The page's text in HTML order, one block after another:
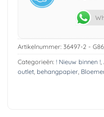
Artikelnummer: 36497-2 -
Categorieën: ! Nieuw binnen !,
outlet, behangpapier,